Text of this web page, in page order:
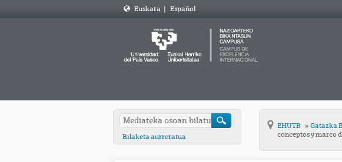
Euskara | Español
Bilaketa aurreratua
EHUTB Gatazka
conceptos y marco